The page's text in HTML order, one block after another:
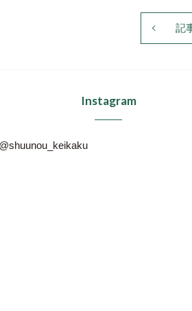
記
Instagram
@shuunou_keikaku